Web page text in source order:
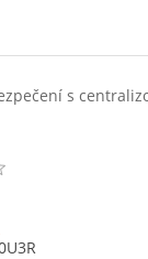
s